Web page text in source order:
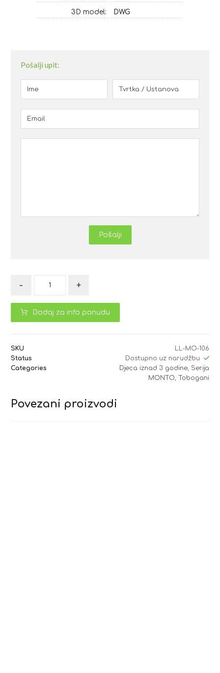
3D model: DWG
Pošalji upit:
Pošalji
- +
Dodaj za info ponudu
SKU
LL-MO-106
Status
Dostupno uz narudžbu
Categories
Djeca iznad 3 godine, Serija
MONTO Tobogani
Povezani proizvodi